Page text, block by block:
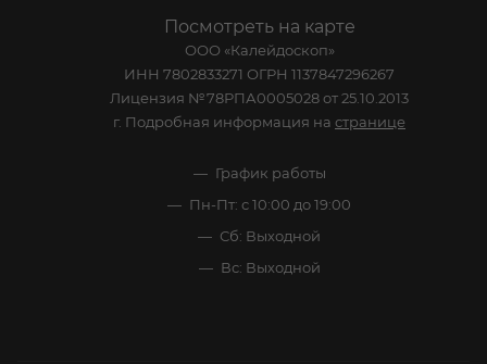
Посмотреть на карте
ООО «Калейдоскоп»
ИНН 7802833271 ОГРН 1137847296267
Лицензия №78РПА0005028 от 25.10.2013
г. Подробная информация на странице
График работы
Пн-Пт: с 10:00 до 19:00
Сб: Выходной
Вс: Выходной